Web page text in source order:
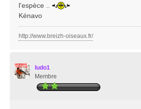
l'espèce ..
Kénavo
http://www.breizh-oiseaux.fr/
ludo1
Membre